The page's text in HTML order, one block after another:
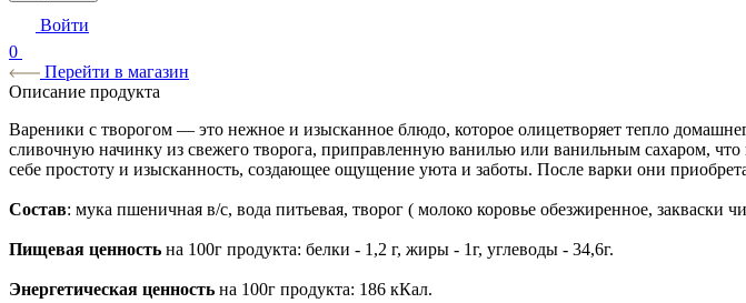
Войти
0
Перейти в магазин
Описание продукта
Вареники с творогом — это нежное и изысканное блюдо, которое олицетворяет тепло
сливочную начинку из свежего творога, приправленную ванилью или ванильным сахаром,
себе простоту и изысканность, создающее ощущение уюта и заботы. После варки они
Состав: мука пшеничная в/с, вода питьевая, творог ( молоко коровье обезжиренное,
Пищевая ценность на 100г продукта: белки - 1,2 г, жиры - 1г, углеводы - 34,6г.
Энергетическая ценность на 100г продукта: 186 кКал.